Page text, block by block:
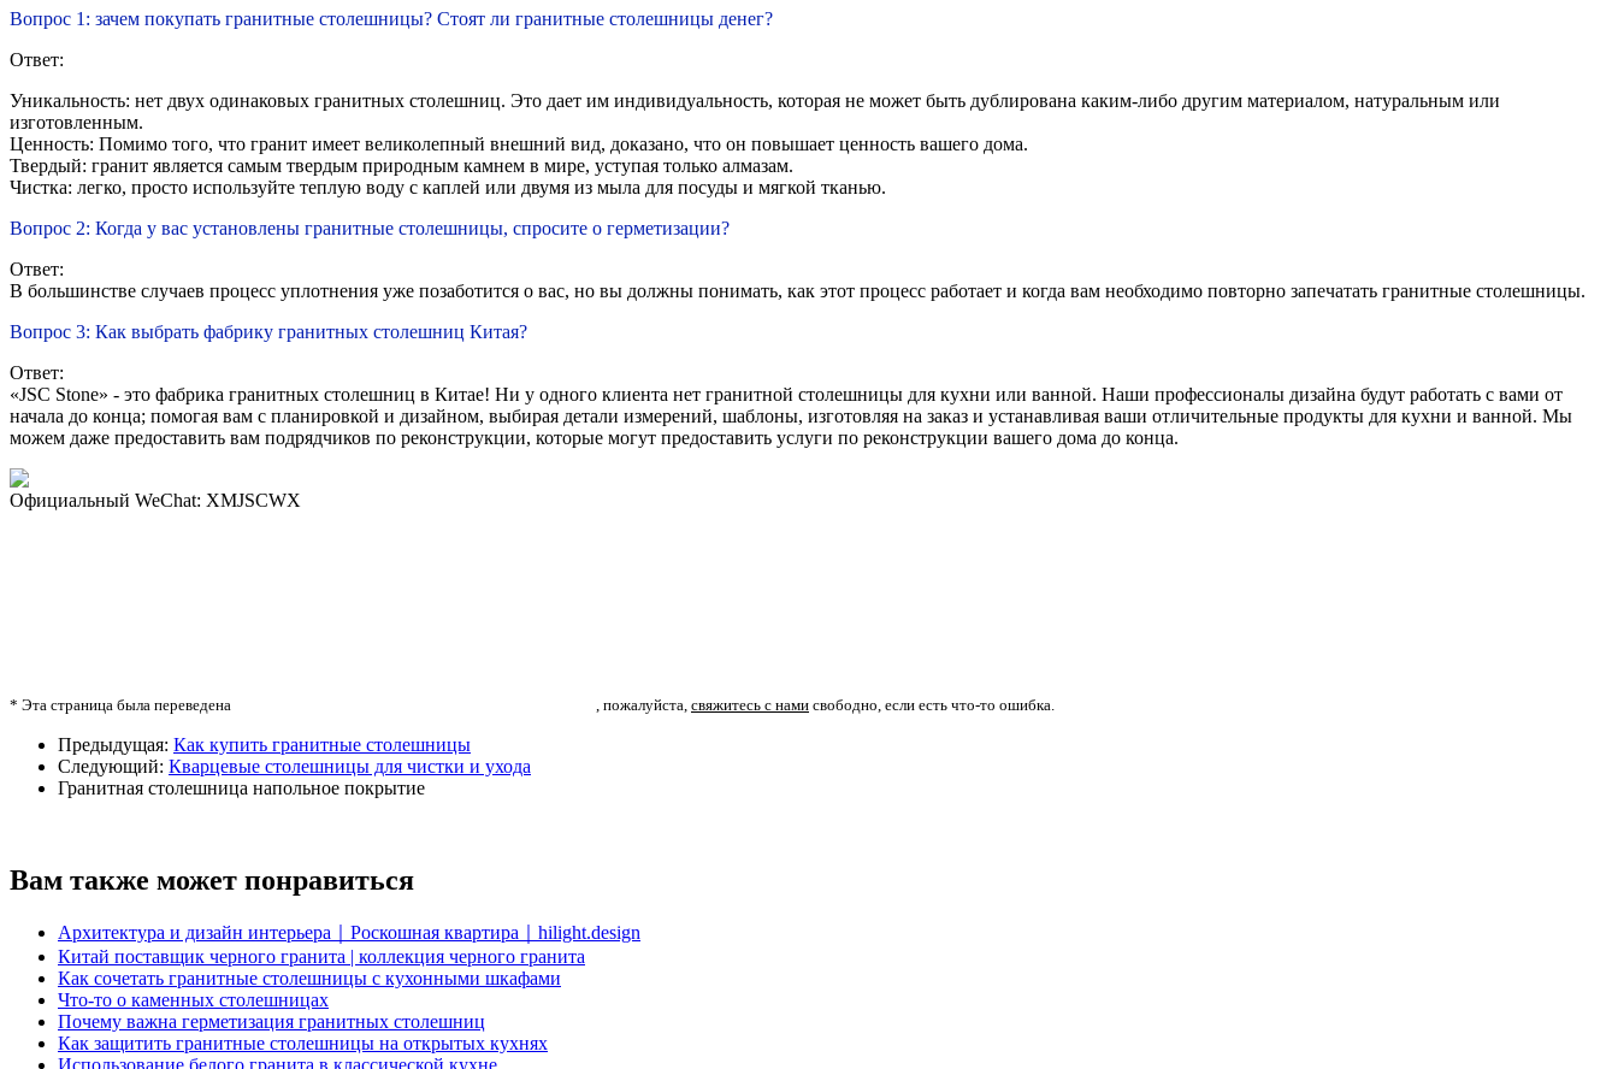
Вопрос 1: зачем покупать гранитные столешницы? Стоят ли гранитные столешницы денег?
Ответ:
Уникальность: нет двух одинаковых гранитных столешниц. Это дает им индивидуальность, которая не может быть дублирована каким-либо другим материалом, натуральным или
изготовленным.
Ценность: Помимо того, что гранит имеет великолепный внешний вид, доказано, что он повышает ценность вашего дома.
Твердый: гранит является самым твердым природным камнем в мире, уступая только алмазам.
Чистка: легко, просто используйте теплую воду с каплей или двумя из мыла для посуды и мягкой тканью.
Вопрос 2: Когда у вас установлены гранитные столешницы, спросите о герметизации?
Ответ:
В большинстве случаев процесс уплотнения уже позаботится о вас, но вы должны понимать, как этот процесс работает и когда вам необходимо повторно запечатать гранитные столешницы.
Вопрос 3: Как выбрать фабрику гранитных столешниц Китая?
Ответ:
«JSC Stone» - это фабрика гранитных столешниц в Китае! Ни у одного клиента нет гранитной столешницы для кухни или ванной. Наши профессионалы дизайна будут работать с вами от
начала до конца; помогая вам с планировкой и дизайном, выбирая детали измерений, шаблоны, изготовляя на заказ и устанавливая ваши отличительные продукты для кухни и ванной. Мы
можем даже предоставить вам подрядчиков по реконструкции, которые могут предоставить услуги по реконструкции вашего дома до конца.
Официальный WeChat: XMJSCWX
* Эта страница была переведена , пожалуйста, свяжитесь с нами свободно, если есть что-то ошибка.
Предыдущая: Как купить гранитные столешницы
Следующий: Кварцевые столешницы для чистки и ухода
Гранитная столешница напольное покрытие
Вам также может понравиться
Архитектура и дизайн интерьера｜Роскошная квартира｜hilight.design
Китай поставщик черного гранита | коллекция черного гранита
Как сочетать гранитные столешницы с кухонными шкафами
Что-то о каменных столешницах
Почему важна герметизация гранитных столешниц
Как защитить гранитные столешницы на открытых кухнях
Использование белого гранита в классической кухне